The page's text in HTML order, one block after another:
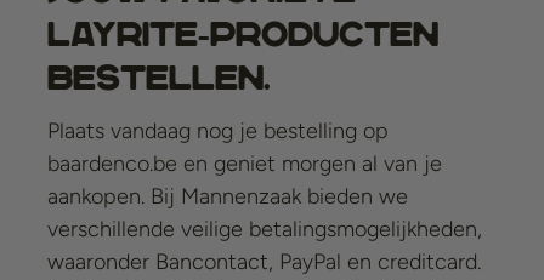
Layrite-producten
bestellen.
Plaats vandaag nog je bestelling op
baardenco.be en geniet morgen al van je
aankopen. Bij Mannenzaak bieden we
verschillende veilige betalingsmogelijkheden,
waaronder Bancontact, PayPal en creditcard.